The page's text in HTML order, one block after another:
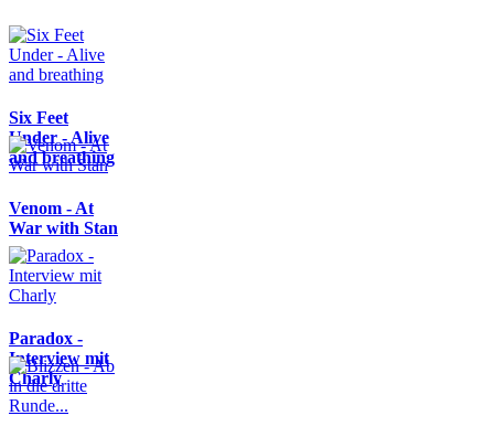
Six Feet
Under - Alive
and breathing
Venom - At
War with Stan
Paradox -
Interview mit
Charly